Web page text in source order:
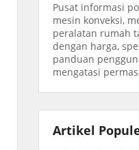
Pusat informasi
mesin konveksi,
peralatan rumah
dengan harga,
panduan
mengatasi
Artikel